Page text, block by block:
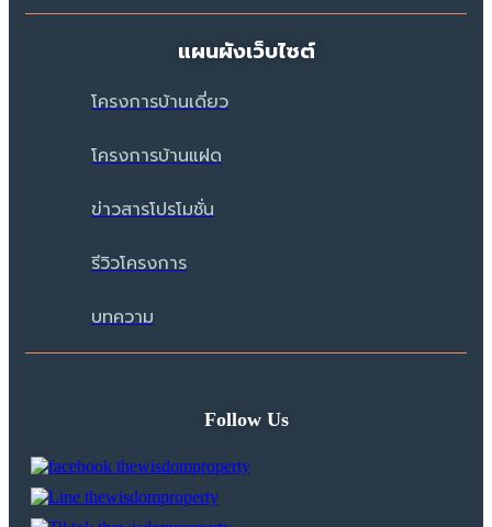
แผนผังเว็บไซต์
โครงการบ้านเดี่ยว
โครงการบ้านแฝด
ข่าวสารโปรโมชั่น
รีวิวโครงการ
บทความ
Follow Us